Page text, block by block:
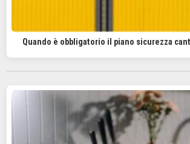
Quando è obbligatorio il piano sicurezza